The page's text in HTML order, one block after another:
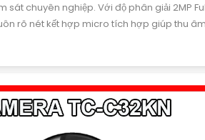
sát chuyên nghiệp. Với độ phân giải 2MP
rõ nét kết hợp micro tích hợp giúp thu